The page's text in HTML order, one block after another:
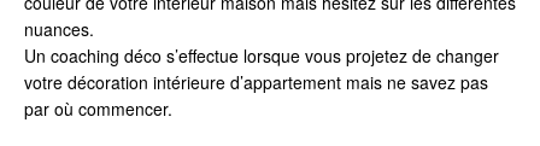
nuances.
Un coaching déco s’effectue lorsque vous projetez de changer
votre décoration intérieure d’appartement mais ne savez pas
par où commencer.